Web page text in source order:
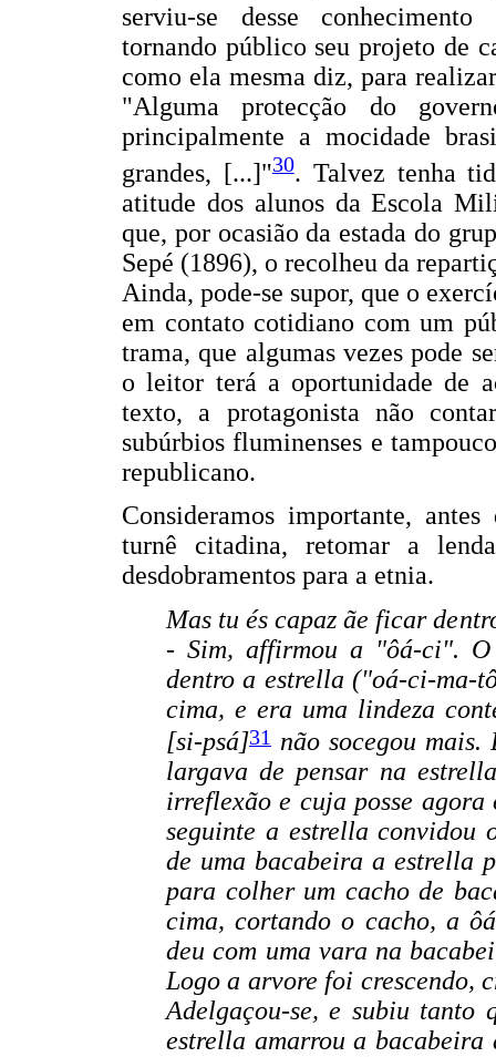
serviu-se desse
tornando público seu projeto de
como ela mesma diz, para
"Alguma protecção do
principalmente a mocidade
grandes, [...]"30. Talvez tenha
atitude dos alunos da Escola
que, por ocasião da estada do
Sepé (1896), o recolheu da
Ainda, pode-se supor, que o
em contato cotidiano com um
trama, que algumas vezes pode
o leitor terá a oportunidade de
texto, a protagonista não
subúrbios fluminenses e
republicano.
Consideramos importante,
turnê citadina, retomar a
desdobramentos para a etnia.
Mas tu és capaz ãe ficar
- Sim, affirmou a "ôá-ci". O
dentro a estrella ("oá-ci-ma-
cima, e era uma lindeza
[si-psá]31 não socegou
largava de pensar na
irreflexão e cuja posse
seguinte a estrella convidou
de uma bacabeira a estrella
para colher um cacho de
cima, cortando o cacho, a
deu com uma vara na
Logo a arvore foi crescendo,
Adelgaçou-se, e subiu tanto
estrella amarrou a bacabeira